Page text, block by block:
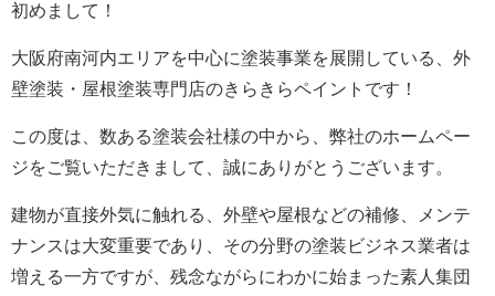
初めまして！
大阪府南河内エリアを中心に塗装事業を展開している、外
壁塗装・屋根塗装専門店のきらきらペイントです！
この度は、数ある塗装会社様の中から、弊社のホームペー
ジをご覧いただきまして、誠にありがとうございます。
建物が直接外気に触れる、外壁や屋根などの補修、メンテ
ナンスは大変重要であり、その分野の塗装ビジネス業者は
増える一方ですが、残念ながらにわかに始まった素人集団